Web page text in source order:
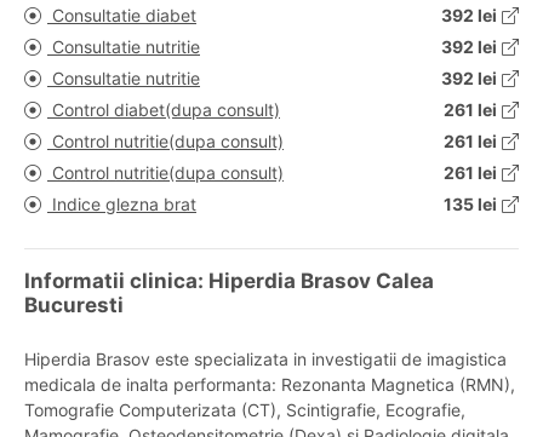
Consultatie diabet
392 lei
Consultatie nutritie
392 lei
Consultatie nutritie
392 lei
Control diabet(dupa consult)
261 lei
Control nutritie(dupa consult)
261 lei
Control nutritie(dupa consult)
261 lei
Indice glezna brat
135 lei
Informatii clinica: Hiperdia Brasov Calea
Bucuresti
Hiperdia Brasov este specializata in investigatii de imagistica
medicala de inalta performanta: Rezonanta Magnetica (RMN),
Tomografie Computerizata (CT), Scintigrafie, Ecografie,